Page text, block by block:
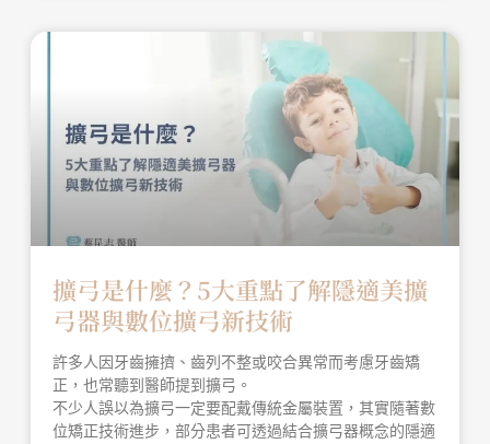
擴弓是什麼？5大重點了解隱適美擴
弓器與數位擴弓新技術
許多人因牙齒擁擠、齒列不整或咬合異常而考慮牙齒矯
正，也常聽到醫師提到擴弓。
不少人誤以為擴弓一定要配戴傳統金屬裝置，其實隨著數
位矯正技術進步，部分患者可透過結合擴弓器概念的隱適